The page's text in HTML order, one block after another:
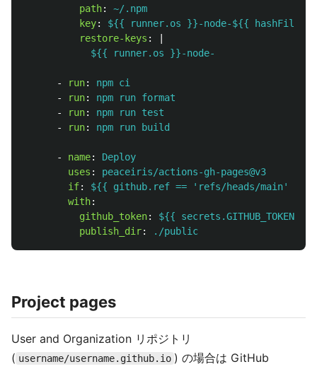
path:
~/.npm
key:
${{ runner.os }}-node-${{
restore-keys :
${{ runner.os }}-node-
- run:
npm ci
-
run:
npm run format
-
run:
npm run test
-
run: npm run build
- name:
Deploy
uses :
peaceiris/actions-gh-pages@v3
if:
${{ github.ref == 'refs/heads/main' }}
with:
github_token:
${{ secrets.GITHUB_TOKEN }}
publish_dir: ./public
Project pages
User and Organization リポジトリ
( username/username.github.io ) の場合は GitHub